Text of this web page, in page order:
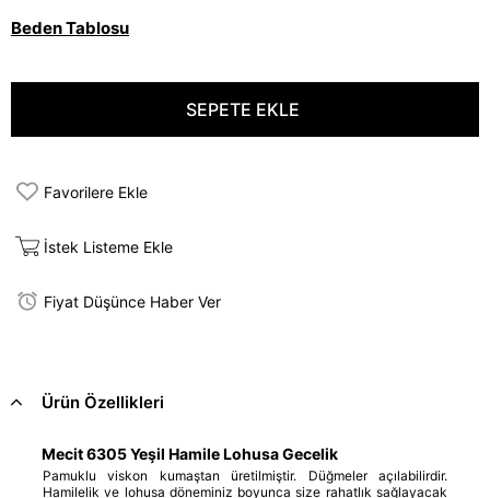
Beden Tablosu
Favorilere Ekle
İstek Listeme Ekle
Fiyat Düşünce Haber Ver
Ürün Özellikleri
Mecit 6305 Yeşil Hamile Lohusa Gecelik
Pamuklu viskon kumaştan üretilmiştir. Düğmeler açılabilirdir.
Hamilelik ve lohusa döneminiz boyunca size rahatlık sağlayacak